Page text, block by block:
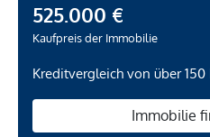
525.000 €
Kaufpreis der Immobilie
Kreditvergleich von über 150
Immobilie